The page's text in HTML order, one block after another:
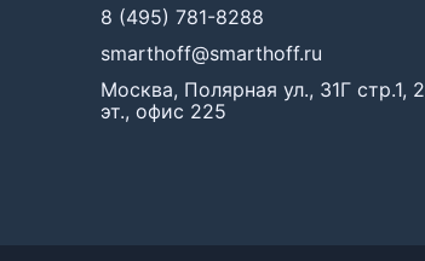
8 (495) 781-8288
smarthoff@smarthoff.ru
Москва, Полярная ул., 31Г стр.1, 2
эт., офис 225